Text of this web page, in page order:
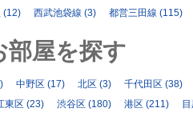
(12) 西武池袋線 (3) 都営三田線 (115)
部屋を探す
中野区 (17) 北区 (3) 千代田区 (38)
東区 (23) 渋谷区 (180) 港区 (211)